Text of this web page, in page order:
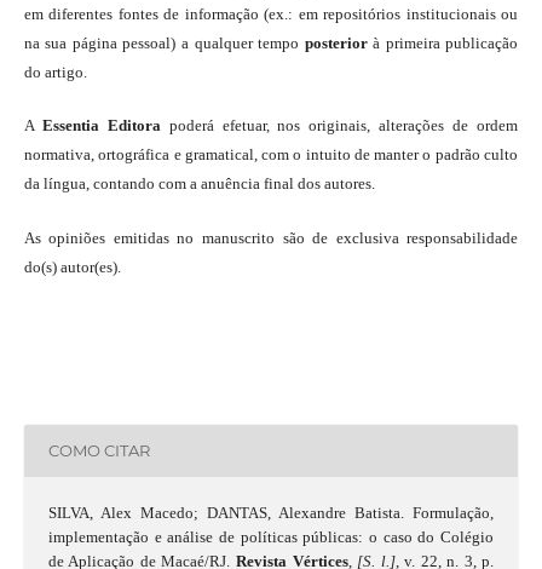
em diferentes fontes de informação (ex.: em repositórios institucionais ou
na sua página pessoal) a qualquer tempo posteriorà primeira publicação
do artigo.
A Essentia Editorapoderá efetuar, nos originais, alterações de ordem
normativa, ortográfica e gramatical, com o intuito de manter o padrão culto
da língua, contando com a anuência final dos autores.
As opiniões emitidas no manuscrito são de exclusiva responsabilidade
do(s) autor(es).
COMO CITAR
SILVA, Alex Macedo; DANTAS, Alexandre Batista. Formulação,
implementação e análise de políticas públicas: o caso do Colégio
de Aplicação de Macaé/RJ. Revista Vértices, [S. l.], v. 22, n. 3, p.